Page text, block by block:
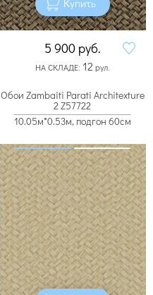
Купить
5 900 руб.
НА СКЛАДЕ: 12рул.
Обои Zambaiti Parati Architexture
2 Z57722
10.05м*0.53м, подгон 60см